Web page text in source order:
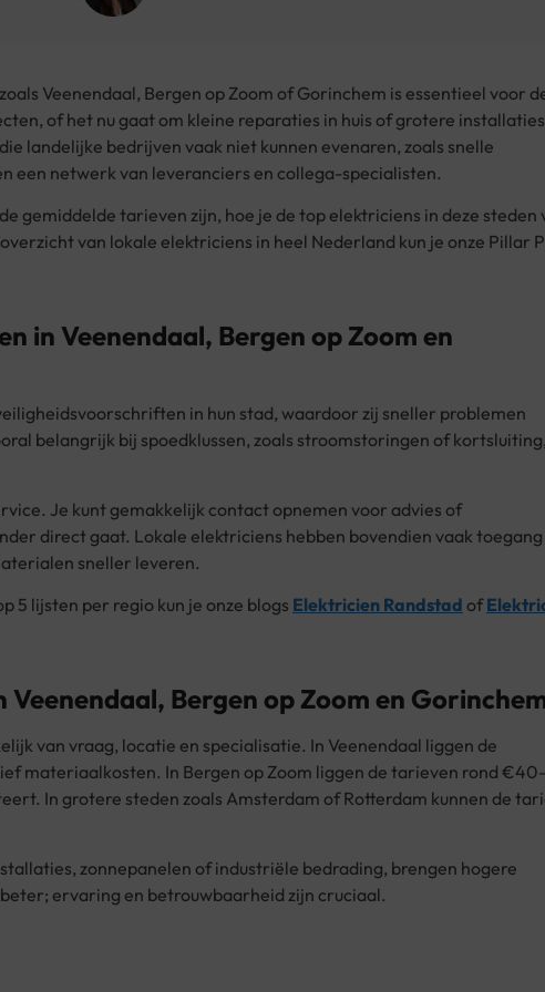
Veenendaal, Bergen op Zoom of Gorinchem is essentieel voor
of het nu gaat om kleine reparaties in huis of grotere
landelijke bedrijven vaak niet kunnen evenaren, zoals snelle
een netwerk van leveranciers en collega-specialisten.
gemiddelde tarieven zijn, hoe je de top elektriciens in deze steden
van lokale elektriciens in heel Nederland kun je onze Pillar
in Veenendaal, Bergen op Zoom en
in hun stad, waardoor zij sneller problemen
belangrijk bij spoedklussen, zoals stroomstoringen of
Je kunt gemakkelijk contact opnemen voor advies of
direct gaat. Lokale elektriciens hebben bovendien vaak
sneller leveren.
5 lijsten per regio kun je onze blogs Elektricien Randstad of
Bergen op Zoom en
van vraag, locatie en specialisatie. In Veenendaal liggen de
materiaalkosten. In Bergen op Zoom liggen de tarieven rond
In grotere steden zoals Amsterdam of Rotterdam kunnen de
zonnepanelen of industriële bedrading, brengen hogere
ervaring en betrouwbaarheid zijn cruciaal.